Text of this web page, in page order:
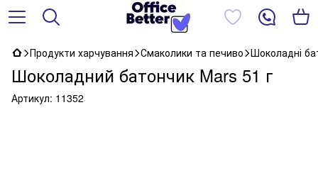
Продукти харчування Смаколики та печиво Шоколадні
Шоколадний батончик Mars 51 г
Артикул: 11352